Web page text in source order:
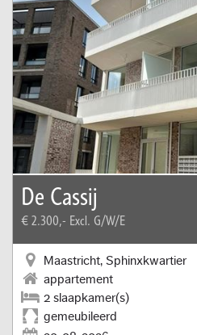
De Cassij
€ 2.300,- Excl. G/W/E
Maastricht, Sphinxkwartier
appartement
2 slaapkamer(s)
gemeubileerd